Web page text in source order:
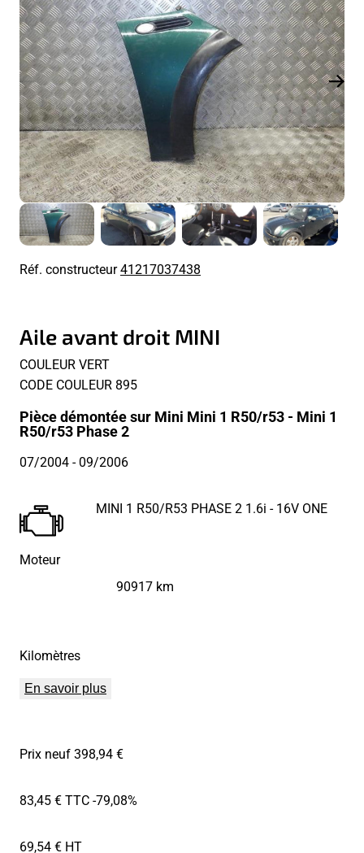
Réf. constructeur41217037438
Aile avant droit MINI
COULEUR VERT
CODE COULEUR 895
Pièce démontée sur Mini Mini 1 R50/r53 - Mini 1
R50/r53 Phase 2
07/2004- 09/2006
Moteur
MINI 1 R50/R53 PHASE 2 1.6i - 16V ONE
Kilomètres
90917 km
En savoir plus
Prix neuf 398,94 €
83,45 € TTC-79,08%
69,54 € HT